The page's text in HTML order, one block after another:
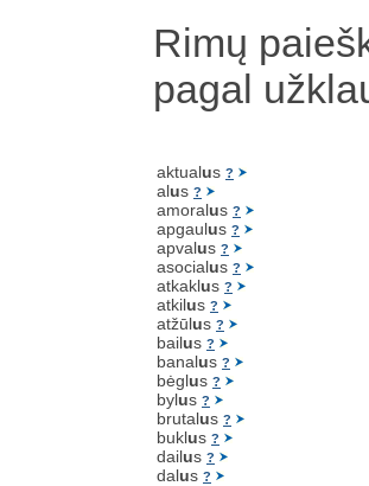
Rimų
pagal
aktualus ?
alus ?
amoralus ?
apgaulus ?
apvalus ?
asocialus ?
atkaklus ?
atkilus ?
atžūlus ?
bailus ?
banalus ?
bėglus ?
bylus ?
brutalus ?
buklus ?
dailus ?
dalus ?